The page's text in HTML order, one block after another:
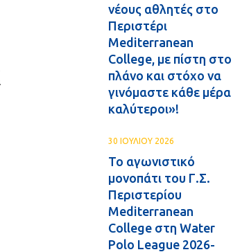
νέους αθλητές στο
Περιστέρι
Mediterranean
College, με πίστη στο
πλάνο και στόχο να
γινόμαστε κάθε μέρα
καλύτεροι»!
30 ΙΟΥΛΙΟΥ 2026
Το αγωνιστικό
μονοπάτι του Γ.Σ.
Περιστερίου
Mediterranean
College στη Water
Polo League 2026-